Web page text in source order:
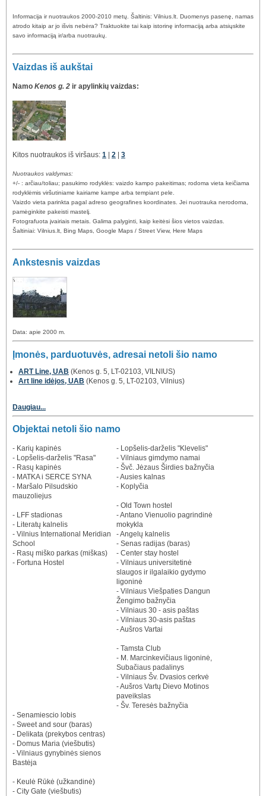
Informacija ir nuotraukos 2000-2010 metų. Šaltinis: Vilnius.lt. Duomenys pasenę, namas
atrodo kitaip ar jo išvis nebėra? Traktuokite tai kaip istorinę informaciją arba atsiųskite
savo informaciją ir/arba nuotraukų.
Vaizdas iš aukštai
Namo Kenos g. 2 ir apylinkių vaizdas:
Kitos nuotraukos iš viršaus: 1 2 3
Nuotraukos valdymas:
+/- : arčiau/toliau; pasukimo rodyklės: vaizdo kampo pakeitimas; rodoma vieta keičiama
rodyklėmis viršutiniame kairiame kampe arba tempiant pele.
Vaizdo vieta parinkta pagal adreso geografines koordinates. Jei nuotrauka nerodoma,
pamėginkite pakeisti mastelį.
Fotografuota įvairiais metais. Galima palyginti, kaip keitėsi šios vietos vaizdas.
Šaltiniai: Vilnius.lt, Bing Maps, Google Maps / Street View, Here Maps
Ankstesnis vaizdas
Data: apie 2000 m.
Įmonės, parduotuvės, adresai netoli šio namo
ART Line, UAB (Kenos g. 5, LT-02103, VILNIUS)
Art line idėjos, UAB (Kenos g. 5, LT-02103, Vilnius)
Daugiau...
Objektai netoli šio namo
- Karių kapinės
- Lopšelis-darželis "Rasa"
- Rasų kapinės
- MATKA i SERCE SYNA
- Maršalo Pilsudskio
mauzoliejus
- LFF stadionas
- Literatų kalnelis
- Vilnius International Meridian
School
- Rasų miško parkas (miškas)
- Fortuna Hostel
- Lopšelis-darželis "Klevelis"
- Vilniaus gimdymo namai
- Švč. Jėzaus Širdies bažnyčia
- Ausies kalnas
- Koplyčia
- Old Town hostel
- Antano Vienuolio pagrindinė
mokykla
- Angelų kalnelis
- Senas radijas (baras)
- Center stay hostel
- Vilniaus universitetinė
slaugos ir ilgalaikio gydymo
ligoninė
- Vilniaus Viešpaties Dangun
Žengimo bažnyčia
- Vilniaus 30 - asis paštas
- Vilniaus 30-asis paštas
- Aušros Vartai
- Tamsta Club
- M. Marcinkevičiaus ligoninė,
Subačiaus padalinys
- Vilniaus Šv. Dvasios cerkvė
- Aušros Vartų Dievo Motinos
paveikslas
- Šv. Teresės bažnyčia
- Senamiescio lobis
- Sweet and sour (baras)
- Delikata (prekybos centras)
- Domus Maria (viešbutis)
- Vilniaus gynybinės sienos
Bastėja
- Keulė Rūkė (užkandinė)
- City Gate (viešbutis)